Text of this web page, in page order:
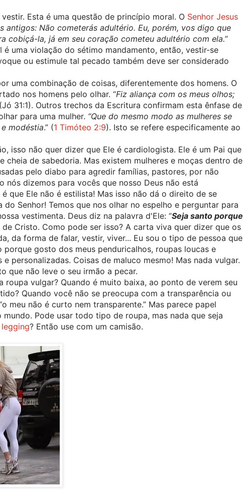
Esta é uma questão de princípio moral. O Senhor Jesus
antigos: Não cometerás adultério. Eu, porém, vos digo que
cobiçá-la, já em seu coração cometeu adultério com ela.”
é uma violação do sétimo mandamento, então, vestir-se
ou estimule tal pecado também deve ser considerado
uma combinação de coisas, diferentemente dos homens. O
nos homens pelo olhar. “Fiz aliança com os meus olhos;
31:1). Outros trechos da Escritura confirmam esta ênfase de
para uma mulher. “Que do mesmo modo as mulheres se
modéstia.” (1 Timóteo 2:9). Isto se refere especificamente ao
isso não quer dizer que Ele é cardiologista. Ele é um Pai que
cheia de sabedoria. Mas existem mulheres e moças dentro de
pelo diabo para agredir famílias, pastores, por não
nós dizemos para vocês que nosso Deus não está
que Ele não é estilista! Mas isso não dá o direito de se
Senhor! Temos que nos olhar no espelho e perguntar para
vestimenta. Deus diz na palavra d'Ele: “Seja santo porque
de Cristo. Como pode ser isso? A carta viva quer dizer que os
da forma de falar, vestir, viver... Eu sou o tipo de pessoa que
gosto dos meus penduricalhos, roupas loucas e
personalizadas. Coisas de maluco mesmo! Mas nada vulgar.
que não leve o seu irmão a pecar.
roupa vulgar? Quando é muito baixa, ao ponto de verem seu
Quando você não se preocupa com a transparência ou
meu não é curto nem transparente.” Mas parece papel
Pode usar todo tipo de roupa, mas nada que seja
? Então use com um camisão.